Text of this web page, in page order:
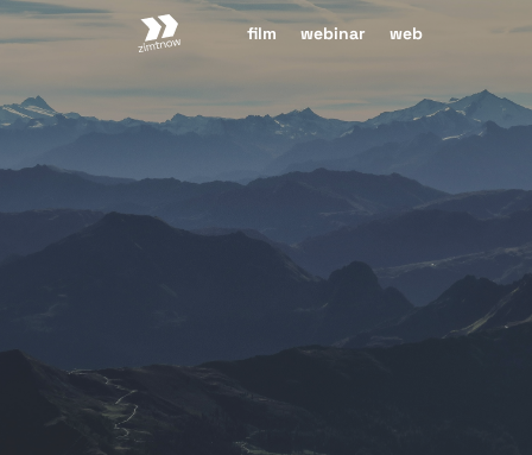
zimtnow film webinar web